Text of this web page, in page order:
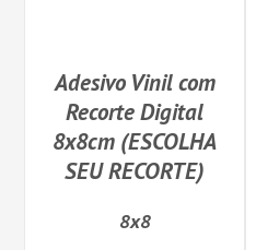
Adesivo Vinil com
Recorte Digital
8x8cm (ESCOLHA
SEU RECORTE)
8x8